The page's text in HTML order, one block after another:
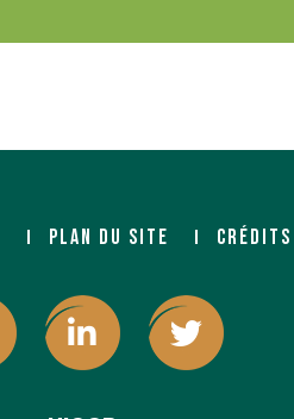
PLAN DU SITE CRÉDITS